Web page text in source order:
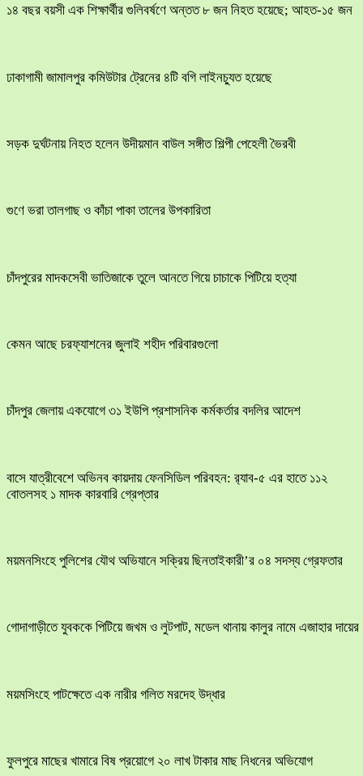
১৪ বছর বয়সী এক শিক্ষার্থীর গুলিবর্ষণে অন্তত ৮ জন নিহত হয়েছে; আহত-১৫ জন
ঢাকাগামী জামালপুর কমিউটার ট্রেনের ৪টি বগি লাইনচ্যুত হয়েছে
সড়ক দুর্ঘটনায় নিহত হলেন উদীয়মান বাউল সঙ্গীত শিল্পী পেহেলী ভৈরবী
গুণে ভরা তালগাছ ও কাঁচা পাকা তালের উপকারিতা
চাঁদপুরের মাদকসেবী ভাতিজাকে তুলে আনতে গিয়ে চাচাকে পিটিয়ে হত্যা
কেমন আছে চরফ্যাশনের জুলাই শহীদ পরিবারগুলো
চাঁদপুর জেলায় একযোগে ৩১ ইউপি প্রশাসনিক কর্মকর্তার বদলির আদেশ
বাসে যাত্রীবেশে অভিনব কায়দায় ফেনসিডিল পরিবহন: র‍্যাব-৫ এর হাতে ১১২
বোতলসহ ১ মাদক কারবারি গ্রেপ্তার
ময়মনসিংহে পুলিশের যৌথ অভিযানে সক্রিয় ছিনতাইকারী’র ০৪ সদস্য গ্রেফতার
​গোদাগাড়ীতে যুবককে পিটিয়ে জখম ও লুটপাট, মডেল থানায় কালুর নামে এজাহার দায়ের
ময়মসিংহে পাটক্ষেতে এক নারীর গলিত মরদেহ উদ্ধার
ফুলপুরে মাছের খামারে বিষ প্রয়োগে ২০ লাখ টাকার মাছ নিধনের অভিযোগ